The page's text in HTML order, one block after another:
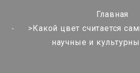
Главная
>Какой цвет считается
научные и